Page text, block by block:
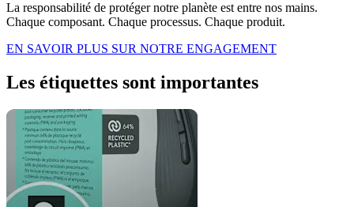
La responsabilité de protéger notre planète est entre nos mains.
Chaque composant. Chaque processus. Chaque produit.
EN SAVOIR PLUS SUR NOTRE ENGAGEMENT
Les étiquettes sont importantes